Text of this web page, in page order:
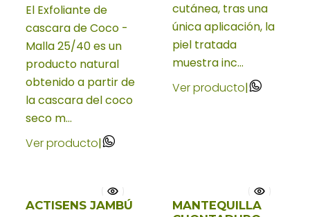
El Exfoliante de
cascara de Coco -
Malla 25/40 es un
producto natural
obtenido a partir de
la cascara del coco
seco m...
Ver producto|
cutánea, tras una
única aplicación, la
piel tratada
muestra inc...
Ver producto|
ACTISENS JAMBÚ
MANTEQUILLA